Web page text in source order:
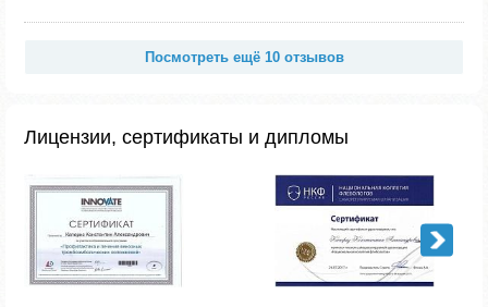
Посмотреть ещё 10 отзывов
Лицензии, сертификаты и дипломы